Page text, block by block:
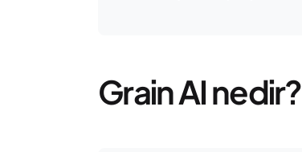
Grain AI nedir?